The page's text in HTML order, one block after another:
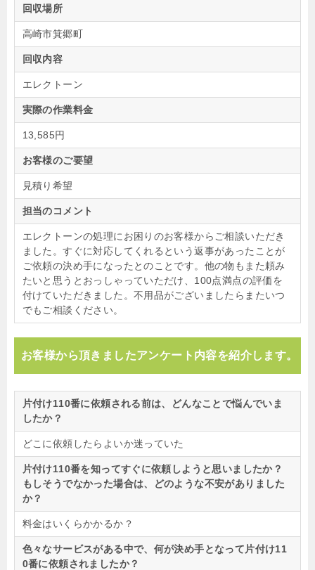
回収場所
高崎市箕郷町
回収内容
エレクトーン
実際の作業料金
13,585円
お客様のご要望
見積り希望
担当のコメント
エレクトーンの処理にお困りのお客様からご相談いただき
ました。すぐに対応してくれるという返事があったことが
ご依頼の決め手になったとのことです。他の物もまた頼み
たいと思うとおっしゃっていただけ、100点満点の評価を
付けていただきました。不用品がございましたらまたいつ
でもご相談ください。
お客様から頂きましたアンケート内容を紹介します。
片付け110番に依頼される前は、どんなことで悩んでいま
したか？
どこに依頼したらよいか迷っていた
片付け110番を知ってすぐに依頼しようと思いましたか？
もしそうでなかった場合は、どのような不安がありました
か？
料金はいくらかかるか？
色々なサービスがある中で、何が決め手となって片付け11
0番に依頼されましたか？